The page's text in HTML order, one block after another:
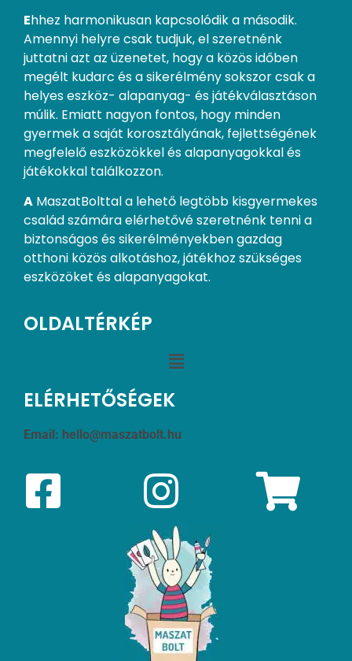
Ehhez harmonikusan kapcsolódik a második.
Amennyi helyre csak tudjuk, el szeretnénk
juttatni azt az üzenetet, hogy a közös időben
megélt kudarc és a sikerélmény sokszor csak a
helyes eszköz- alapanyag- és játékválasztáson
múlik. Emiatt nagyon fontos, hogy minden
gyermek a saját korosztályának, fejlettségének
megfelelő eszközökkel és alapanyagokkal és
játékokkal találkozzon.
A MaszatBolttal a lehető legtöbb kisgyermekes
család számára elérhetővé szeretnénk tenni a
biztonságos és sikerélményekben gazdag
otthoni közös alkotáshoz, játékhoz szükséges
eszközöket és alapanyagokat.
OLDALTÉRKÉP
ELÉRHETŐSÉGEK
Email: hello@maszatbolt.hu